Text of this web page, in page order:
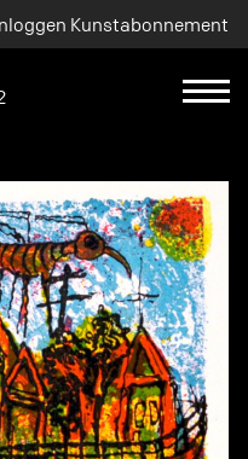
Kunstabonnement